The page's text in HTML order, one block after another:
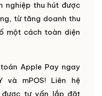
nghiệp thu hút được
từ tăng doanh thu
một cách toàn diện
Apple Pay ngay
và mPOS! Liên hệ
được tư vấn lắp đặt